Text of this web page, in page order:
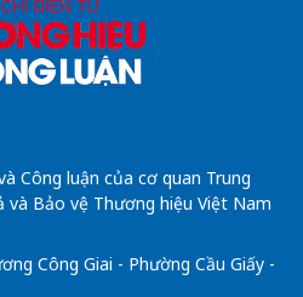
Công luận của cơ quan Trung
và Bảo vệ Thương hiệu Việt Nam
Công Giai - Phường Cầu Giấy -